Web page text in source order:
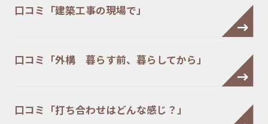
口コミ「建築工事の現場で」
口コミ「外構 暮らす前、暮らしてから」
口コミ「打ち合わせはどんな感じ？」